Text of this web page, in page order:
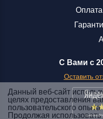
С Вами с
Оставить
Оплата
Заказать звонок
Данный веб-сайт
целях предоставления
пользовательского
Продолжая